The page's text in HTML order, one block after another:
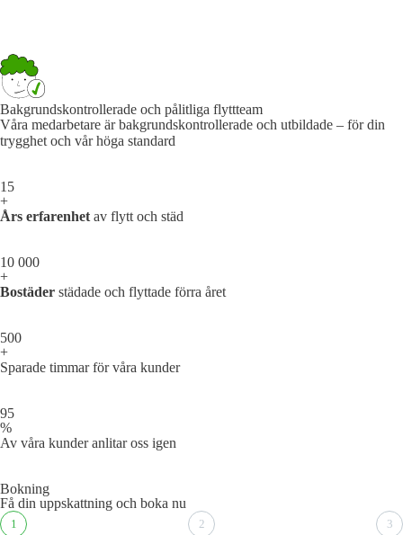
Bakgrundskontrollerade och pålitliga flyttteam
Våra medarbetare är bakgrundskontrollerade och utbildade – för din
trygghet och vår höga standard
15
+
Års erfarenhet av flytt och städ
10 000
+
Bostäder städade och flyttade förra året
500
+
Sparade timmar för våra kunder
95
%
Av våra kunder anlitar oss igen
Bokning
Få din uppskattning och boka nu
1 2 3